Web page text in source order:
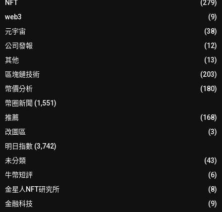
NFT
(279)
web3
(9)
元宇宙
(38)
公司發報
(12)
其他
(13)
區塊鏈技術
(203)
幣價分析
(180)
幣圈新聞 (1,551)
推薦
(168)
改圖區
(3)
明日指數 (3,742)
未分類
(43)
牛幣短評
(6)
金星人NFT研究所
(8)
金融科技
(9)